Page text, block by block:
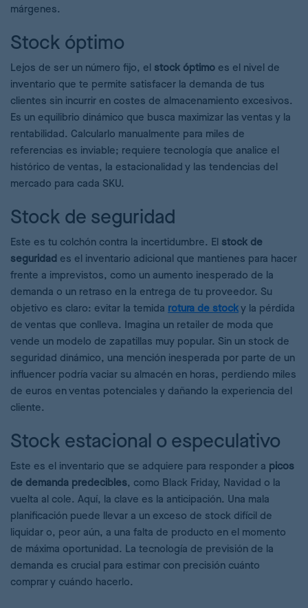
márgenes.
Stock óptimo
Lejos de ser un número fijo, el stock óptimo es el nivel de
inventario que te permite satisfacer la demanda de tus
clientes sin incurrir en costes de almacenamiento excesivos.
Es un equilibrio dinámico que busca maximizar las ventas y la
rentabilidad. Calcularlo manualmente para miles de
referencias es inviable; requiere tecnología que analice el
histórico de ventas, la estacionalidad y las tendencias del
mercado para cada SKU.
Stock de seguridad
Este es tu colchón contra la incertidumbre. El stock de
seguridad es el inventario adicional que mantienes para hacer
frente a imprevistos, como un aumento inesperado de la
demanda o un retraso en la entrega de tu proveedor. Su
objetivo es claro: evitar la temida rotura de stocky la pérdida
de ventas que conlleva. Imagina un retailer de moda que
vende un modelo de zapatillas muy popular. Sin un stock de
seguridad dinámico, una mención inesperada por parte de un
influencer podría vaciar su almacén en horas, perdiendo miles
de euros en ventas potenciales y dañando la experiencia del
cliente.
Stock estacional o especulativo
Este es el inventario que se adquiere para responder a picos
de demanda predecibles, como Black Friday, Navidad o la
vuelta al cole. Aquí, la clave es la anticipación. Una mala
planificación puede llevar a un exceso de stock difícil de
liquidar o, peor aún, a una falta de producto en el momento
de máxima oportunidad. La tecnología de previsión de la
demanda es crucial para estimar con precisión cuánto
comprar y cuándo hacerlo.